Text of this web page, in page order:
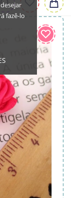
fazê-lo